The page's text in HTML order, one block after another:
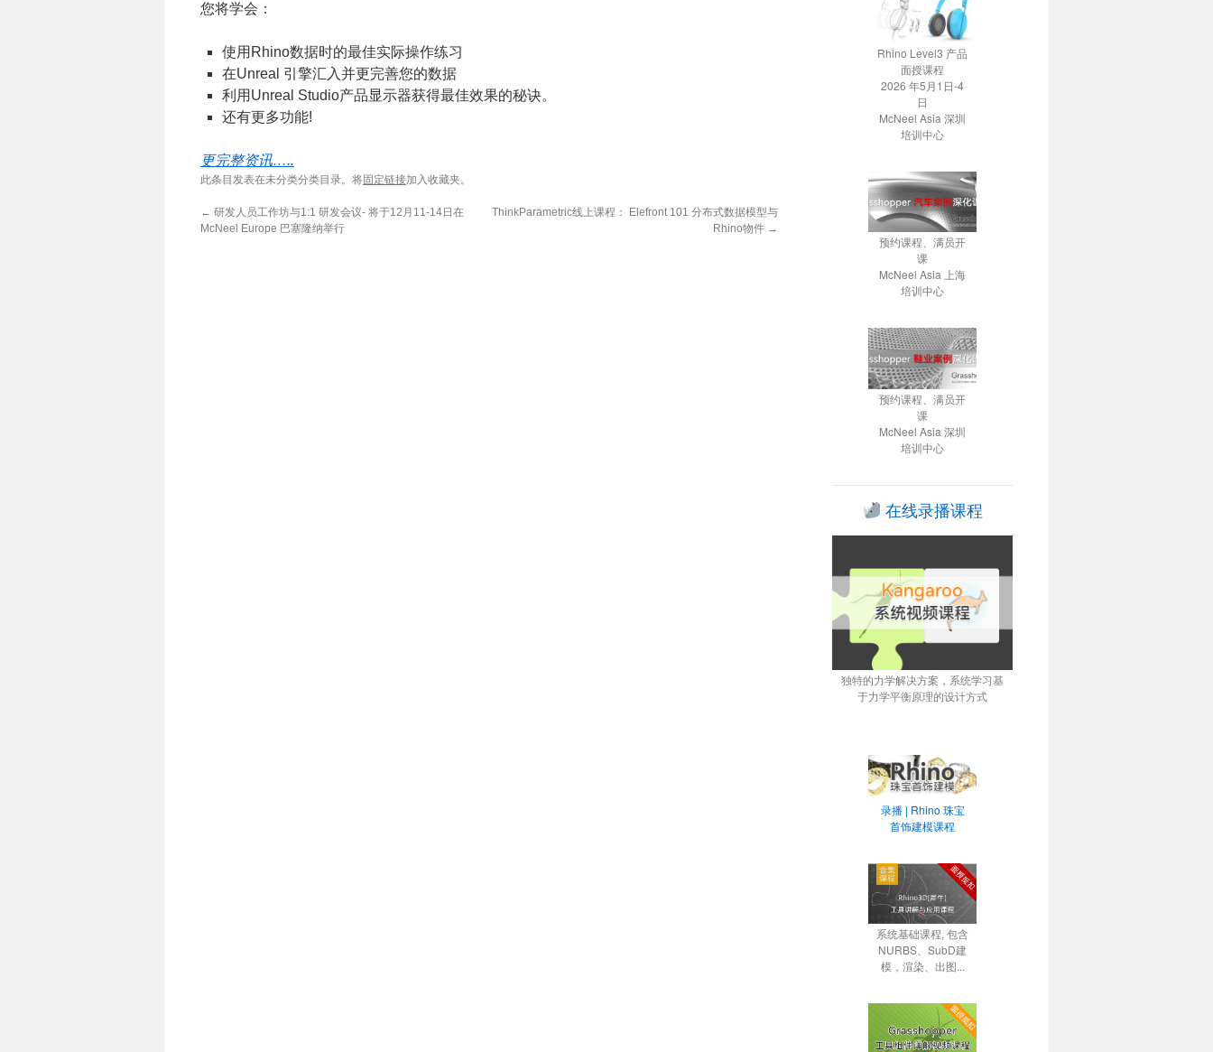
您将学会：
使用Rhino数据时的最佳实际操作练习
在Unreal 引擎汇入并更完善您的数据
利用Unreal Studio产品显示器获得最佳效果的秘诀。
还有更多功能!
更完整资讯…..
此条目发表在未分类分类目录。将固定链接加入收藏夹。
← 研发人员工作坊与1:1 研发会议- 将于12月11-14日在
McNeel Europe 巴塞隆纳举行
ThinkParametric线上课程： Elefront 101 分布式数据模型与
Rhino物件 →
Rhino Level3 产品
面授课程
2026 年5月1日-4
日
McNeel Asia 深圳
培训中心
预约课程、满员开
课
McNeel Asia 上海
培训中心
预约课程、满员开
课
McNeel Asia 深圳
培训中心
在线录播课程
独特的力学解决方案，系统学习基
于力学平衡原理的设计方式
录播 | Rhino 珠宝
首饰建模课程
系统基础课程, 包含
NURBS、SubD建
模，渲染、出图...